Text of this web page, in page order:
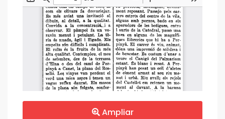
Ampliar